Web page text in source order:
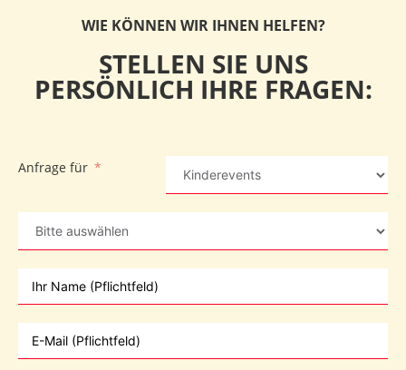
WIE KÖNNEN WIR IHNEN HELFEN?
STELLEN SIE UNS
PERSÖNLICH IHRE FRAGEN:
Anfrage für